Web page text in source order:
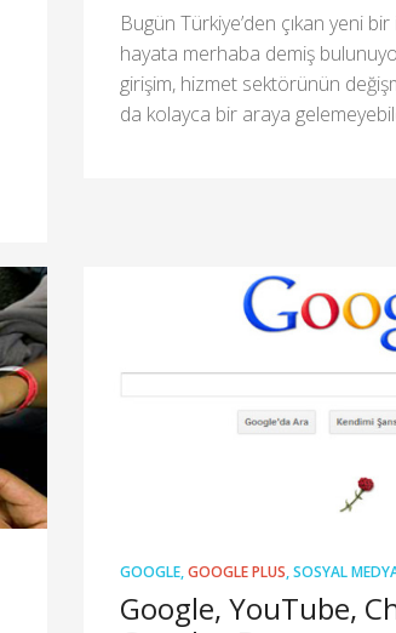
Bugün Türkiye’den çıkan yeni
hayata merhaba demiş
girişim, hizmet sektörünün
da kolayca bir araya
GOOGLE,GOOGLE PLUS,SOSYAL
Google, YouTube,